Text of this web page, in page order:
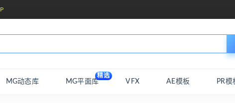
MG动态库 MG平面库
精选
VFX AE模板 PR模